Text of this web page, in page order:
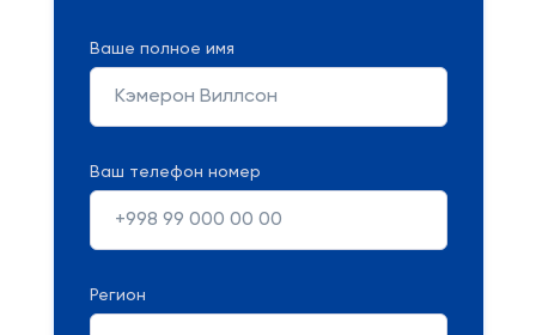
Ваше полное имя
Ваш телефон номер
Регион